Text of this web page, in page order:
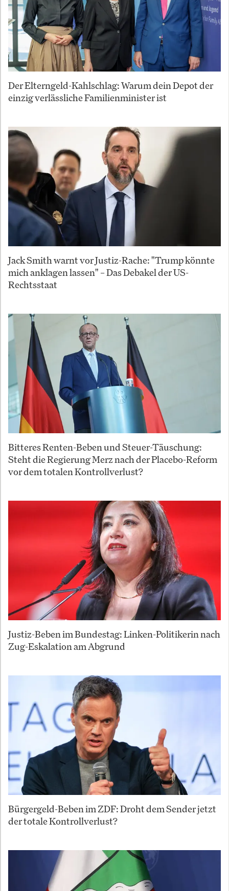
Der Elterngeld-Kahlschlag: Warum dein Depot der
einzig verlässliche Familienminister ist
Jack Smith warnt vor Justiz-Rache: "Trump könnte
mich anklagen lassen" – Das Debakel der US-
Rechtsstaat
Bitteres Renten-Beben und Steuer-Täuschung:
Steht die Regierung Merz nach der Placebo-Reform
vor dem totalen Kontrollverlust?
Justiz-Beben im Bundestag: Linken-Politikerin nach
Zug-Eskalation am Abgrund
Bürgergeld-Beben im ZDF: Droht dem Sender jetzt
der totale Kontrollverlust?